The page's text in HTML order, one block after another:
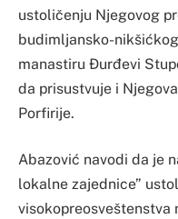
ustoličenju Njegovog
budimljansko-
manastiru Đurđevi
da prisustvuje i
Porfirije.
Abazović navodi da je
lokalne zajednice”